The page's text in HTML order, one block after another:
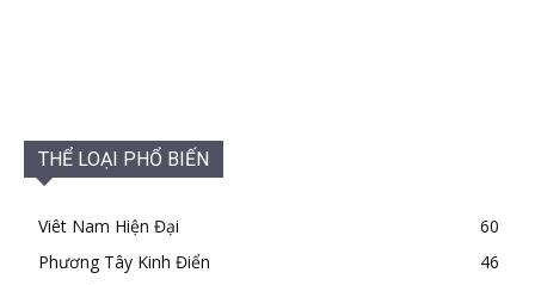
THỂ LOẠI PHỔ BIẾN
Viêt Nam Hiện Đại
60
Phương Tây Kinh Điển
46